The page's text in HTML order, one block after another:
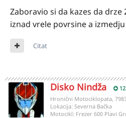
Zaboravio si da kazes da drze
iznad vrele povrsine a
Citat
Disko Nindža
Hronični Motociklopata,
Lokacija: Severna Bačka
Motocikl: Frezer 600 Plavi